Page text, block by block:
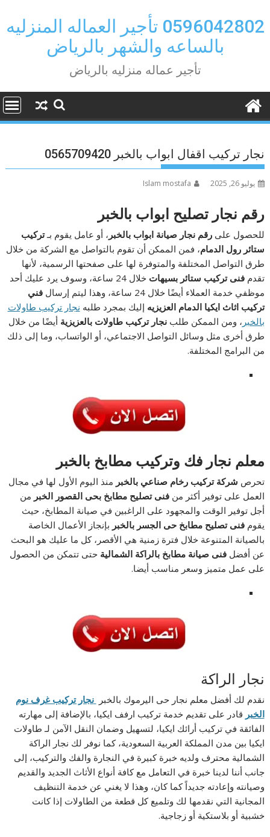
to
content
0596042802 تأجير العماله المنزليه
بالساعه والشهر بالرياض
تأجير عماله منزليه بالرياض
نجار تركيب اقفال ابواب بالخبر 0565709420
يوليو 26, 2025 Islam mostafa
رقم نجار تصليح ابواب بالخبر
للحصول علىرقم نجار صيانة ابواب بالخبر ، أو عامل يقوم بـتركيب
ستائر رول الدمام، فمن الممكن أن تقوم بالتواصل مع الشركة من خلال
طرق التواصل المختلفة والمتوفرة لها على صفحتها الرسمية، لأنها
تقدمفنى تركيب ستائر بسيهات
خلال 24 ساعة، وسوف يرد عليك أحد
موظفي خدمة العملاء أيضًا خلال 24 ساعة، وهذا ليتم إرسال
فني
تركيب اثاث ايكيا الدمام العزيزيه إليك بمجرد طلبه نجار تركيب طاولات
بالخبر ، ومن الممكن طلبنجار تركيب طاولات بالعزيزية أيضًا من خلال
طرق أخرى مثل وسائل التواصل الاجتماعي، أو الواتساب، وما إلى ذلك
من البرامج المختلفة.
معلم نجار فك وتركيب مطابخ بالخبر
تحرص شركة تركيب رخام صناعي بالخبر منذ اليوم الأول لها في مجال
العمل على توفير أكثر منفنى تصليح مطابخ بحى القصور الخبر من
أجل توفير الوقت والمجهود على الراغبين في صيانة المطابخ، حيث
يقومفنى تصليح مطابخ حى الجسر بالخبر بإنجاز الأعمال الخاصة
بالصيانة المتنوعة خلال فترة زمنية هي الأقصر، كل ما عليك هو البحث
عن أفضلفنى صيانة مطابخ بالراكة الشمالية حتى تتمكن من الحصول
على عمل متميز وسعر مناسب أيضا.
نجار الراكة
نقدم لك أفضل معلم نجار حى اليرموك بالخبر
نجار تركيب غرف نوم
الخبر قادر على تقديم خدمة تركيب ارفف ايكيا، بالإضافة إلى مهارته
الفائقة في تركيب أرائك ايكيا، لتسهيل وضمان النقل الآمن لـ طاولات
ايكيا بين مدن المملكة العربية السعودية، كما نوفر لك نجار الراكة
الشمالية محترف ولديه خبرة كبيرة في النجارة والفك والتركيب، إلى
جانب أننا لدينا خبرة في التعامل مع كافة أنواع الأثاث الجديد والقديم
وصيانته وإعادته جديداً كما كان، وهذا لا يغني عن خدمة التنظيف
المجانية التي نقدمها لك وتلميع كل قطعة من الطاولات إذا كانت
خشبية أو بلاستكية أو زجاجية.